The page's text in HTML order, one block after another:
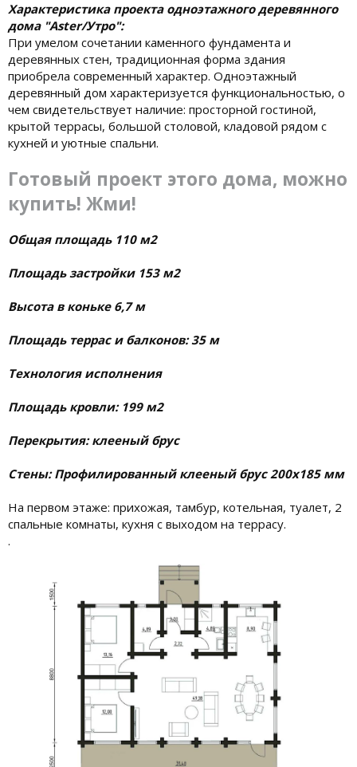
Характеристика проекта одноэтажного деревянного
дома "Aster/Утро":
При умелом сочетании каменного фундамента и
деревянных стен, традиционная форма здания
приобрела современный характер. Одноэтажный
деревянный дом характеризуется функциональностью, о
чем свидетельствует наличие: просторной гостиной,
крытой террасы, большой столовой, кладовой рядом с
кухней и уютные спальни.
Готовый проект этого дома, можно
купить! Жми!
Общая площадь 110 м2
Площадь застройки 153 м2
Высота в коньке 6,7 м
Площадь террас и балконов: 35 м
Технология исполнения
Площадь кровли: 199 м2
Перекрытия: клееный брус
Стены: Профилированный клееный брус 200х185 мм
На первом этаже: прихожая, тамбур, котельная, туалет, 2
спальные комнаты, кухня с выходом на террасу.
.